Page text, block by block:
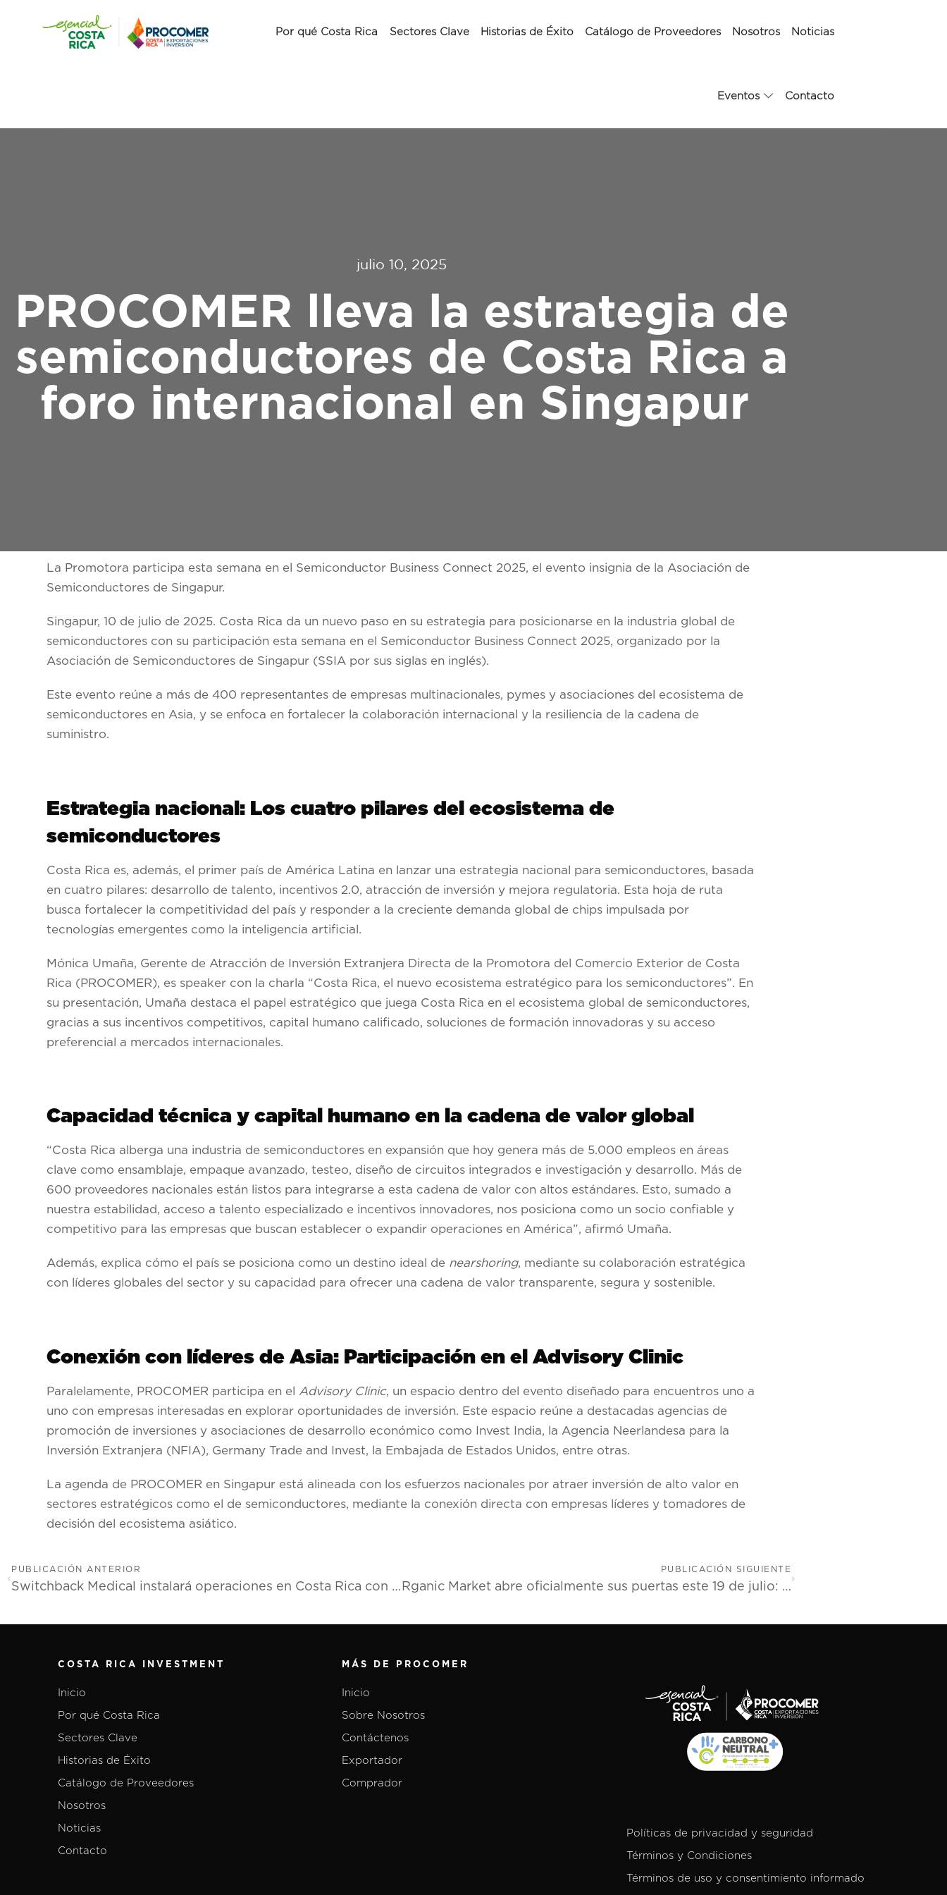
Por qué Costa Rica Sectores Clave Historias de Éxito Catálogo de Proveedores Nosotros Noticias
Eventos Contacto
julio 10, 2025
PROCOMER lleva la estrategia de
semiconductores de Costa Rica a
foro internacional en Singapur
La Promotora participa esta semana en el Semiconductor Business Connect 2025, el evento insignia de la Asociación de
Semiconductores de Singapur.
Singapur, 10 de julio de 2025. Costa Rica da un nuevo paso en su estrategia para posicionarse en la industria global de
semiconductores con su participación esta semana en el Semiconductor Business Connect 2025, organizado por la
Asociación de Semiconductores de Singapur (SSIA por sus siglas en inglés).
Este evento reúne a más de 400 representantes de empresas multinacionales, pymes y asociaciones del ecosistema de
semiconductores en Asia, y se enfoca en fortalecer la colaboración internacional y la resiliencia de la cadena de
suministro.
Estrategia nacional: Los cuatro pilares del ecosistema de
semiconductores
Costa Rica es, además, el primer país de América Latina en lanzar una estrategia nacional para semiconductores, basada
en cuatro pilares: desarrollo de talento, incentivos 2.0, atracción de inversión y mejora regulatoria. Esta hoja de ruta
busca fortalecer la competitividad del país y responder a la creciente demanda global de chips impulsada por
tecnologías emergentes como la inteligencia artificial.
Mónica Umaña, Gerente de Atracción de Inversión Extranjera Directa de la Promotora del Comercio Exterior de Costa
Rica (PROCOMER), es speaker con la charla “Costa Rica, el nuevo ecosistema estratégico para los semiconductores”. En
su presentación, Umaña destaca el papel estratégico que juega Costa Rica en el ecosistema global de semiconductores,
gracias a sus incentivos competitivos, capital humano calificado, soluciones de formación innovadoras y su acceso
preferencial a mercados internacionales.
Capacidad técnica y capital humano en la cadena de valor global
“Costa Rica alberga una industria de semiconductores en expansión que hoy genera más de 5.000 empleos en áreas
clave como ensamblaje, empaque avanzado, testeo, diseño de circuitos integrados e investigación y desarrollo. Más de
600 proveedores nacionales están listos para integrarse a esta cadena de valor con altos estándares. Esto, sumado a
nuestra estabilidad, acceso a talento especializado e incentivos innovadores, nos posiciona como un socio confiable y
competitivo para las empresas que buscan establecer o expandir operaciones en América”, afirmó Umaña.
Además, explica cómo el país se posiciona como un destino ideal de nearshoring, mediante su colaboración estratégica
con líderes globales del sector y su capacidad para ofrecer una cadena de valor transparente, segura y sostenible.
Conexión con líderes de Asia: Participación en el Advisory Clinic
Paralelamente, PROCOMER participa en el Advisory Clinic, un espacio dentro del evento diseñado para encuentros uno a
uno con empresas interesadas en explorar oportunidades de inversión. Este espacio reúne a destacadas agencias de
promoción de inversiones y asociaciones de desarrollo económico como Invest India, la Agencia Neerlandesa para la
Inversión Extranjera (NFIA), Germany Trade and Invest, la Embajada de Estados Unidos, entre otras.
La agenda de PROCOMER en Singapur está alineada con los esfuerzos nacionales por atraer inversión de alto valor en
sectores estratégicos como el de semiconductores, mediante la conexión directa con empresas líderes y tomadores de
decisión del ecosistema asiático.
PUBLICACIÓN ANTERIOR
Switchback Medical instalará operaciones en Costa Rica con nueva planta en Evolution Free Zone
PUBLICACIÓN SIGUIENTE
Rganic Market abre oficialmente sus puertas este 19 de julio: un nuevo concepto boutique de retail orgánico en Costa Rica
COSTA RICA INVESTMENT
Inicio
Por qué Costa Rica
Sectores Clave
Historias de Éxito
Catálogo de Proveedores
Nosotros
Noticias
Contacto
MÁS DE PROCOMER
Inicio
Sobre Nosotros
Contáctenos
Exportador
Comprador
Políticas de privacidad y seguridad
Términos y Condiciones
Términos de uso y consentimiento informado